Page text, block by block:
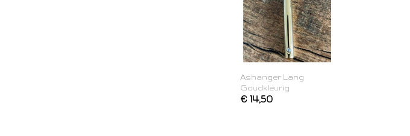
Ashanger Lang
Goudkleurig
€ 14,50